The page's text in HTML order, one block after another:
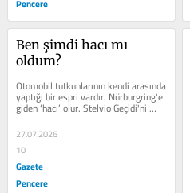
Pencere
Ben şimdi hacı mı
oldum?
Otomobil tutkunlarının kendi arasında
yaptığı bir espri vardır. Nürburgring'e
giden ‘hacı’ olur. Stelvio Geçidi'ni
geçen...
27.07.2026
10
Gazete
Pencere